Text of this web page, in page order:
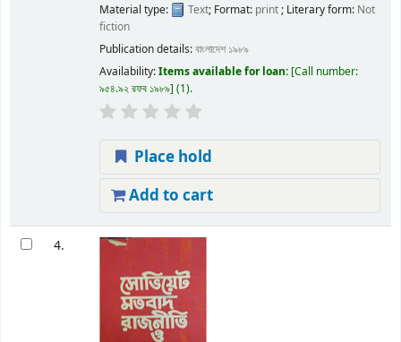
Material type:
Text; Format: print; Literary form: Not
fiction
Publication details:বাংলাদেশ ১৯৮৯
Availability:Items available for loan: Call number:
৯৫৪.৯২ রফব ১৯৮৯ (1).
Place hold
Add to cart
4.